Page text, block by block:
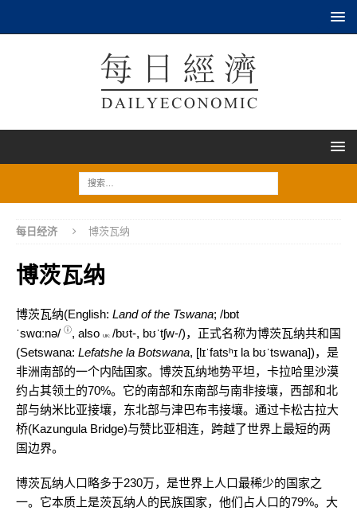
每日经济 博茨瓦纳
博茨瓦纳
博茨瓦纳(English: Land of the Tswana; /bɒt
ˈswɑːnə/ ⓘ, also UK: /bʊt-, bʊˈtʃw-/)，正式名称为博茨瓦纳共和国
(Setswana: Lefatshe la Botswana, [lɪˈfatsʰɪ la bʊˈtswana])，是
非洲南部的一个内陆国家。博茨瓦纳地势平坦，卡拉哈里沙漠
约占其领土的70%。它的南部和东南部与南非接壤，西部和北
部与纳米比亚接壤，东北部与津巴布韦接壤。通过卡松古拉大
桥(Kazungula Bridge)与赞比亚相连，跨越了世界上最短的两
国边界。
博茨瓦纳人口略多于230万，是世界上人口最稀少的国家之
一。它本质上是茨瓦纳人的民族国家，他们占人口的79%。大